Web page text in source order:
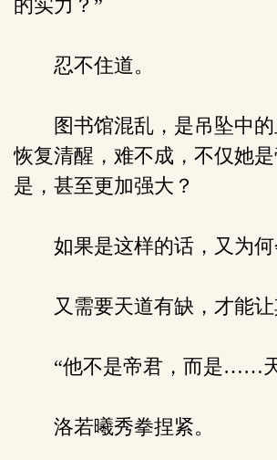
的实力？”
忍不住道。
图书馆混乱，是吊坠中的
恢复清醒，难不成，不仅她
是，甚至更加强大？
如果是这样的话，又为何
又需要天道有缺，才能让
“他不是帝君，而是……
洛若曦秀拳捏紧。